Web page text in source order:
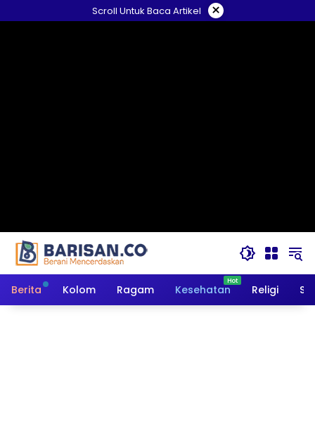
ke
Scroll Untuk Baca Artikel ×
Berita Kolom Ragam Kesehatan Religi